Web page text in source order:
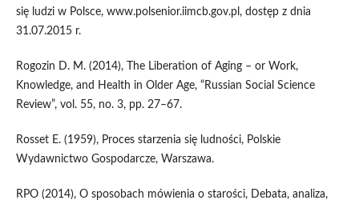
się ludzi w Polsce, www.polsenior.iimcb.gov.pl, dostęp z dnia
31.07.2015 r.
Rogozin D. M. (2014), The Liberation of Aging – or Work,
Knowledge, and Health in Older Age, “Russian Social Science
Review”, vol. 55, no. 3, pp. 27–67.
Rosset E. (1959), Proces starzenia się ludności, Polskie
Wydawnictwo Gospodarcze, Warszawa.
RPO (2014), O sposobach mówienia o starości, Debata, analiza,